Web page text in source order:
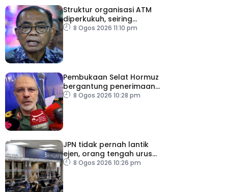
Struktur organisasi ATM
diperkukuh, seiring
pemodenan aset
8 Ogos 2026 11:10 pm
Pembukaan Selat Hormuz
bergantung penerimaan
AS – IRGC
8 Ogos 2026 10:28 pm
JPN tidak pernah lantik
ejen, orang tengah urus
dokumentasi
8 Ogos 2026 10:26 pm